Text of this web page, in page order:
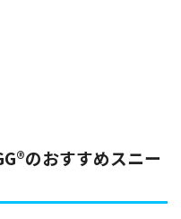
のおすすめスニー